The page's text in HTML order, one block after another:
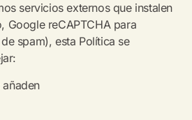
servicios externos que instalen
Google reCAPTCHA para
spam), esta Política se